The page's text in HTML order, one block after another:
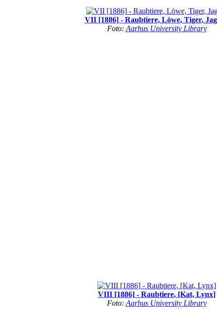
VII [1886] - Raubtiere, Löwe, Tiger,
Foto: Aarhus University Library
VIII [1886] - Raubtiere, [Kat, Lynx]
Foto: Aarhus University Library